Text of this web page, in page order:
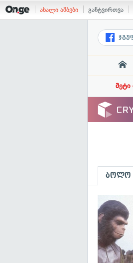
ახალი ამბები განტვირთვა
მეტი
ბოლო